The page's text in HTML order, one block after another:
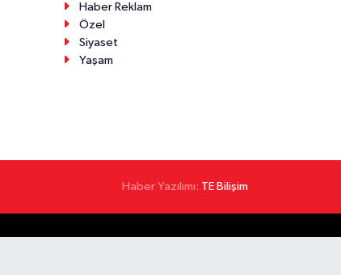
Haber Reklam
Özel
Siyaset
Yaşam
Haber Yazılımı: TE Bilişim